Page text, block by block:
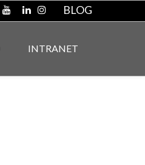
BLOG
INTRANET